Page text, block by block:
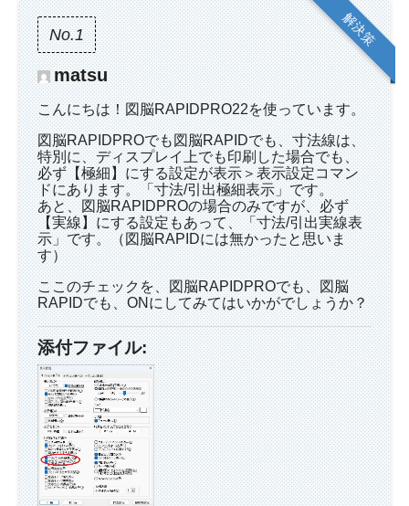
No.1
matsu
こんにちは！図脳RAPIDPRO22を使っています。
図脳RAPIDPROでも図脳RAPIDでも、寸法線は、
特別に、ディスプレイ上でも印刷した場合でも、
必ず【極細】にする設定が表示＞表示設定コマン
ドにあります。「寸法/引出極細表示」です。
あと、図脳RAPIDPROの場合のみですが、必ず
【実線】にする設定もあって、「寸法/引出実線表
示」です。（図脳RAPIDには無かったと思いま
す）
ここのチェックを、図脳RAPIDPROでも、図脳
RAPIDでも、ONにしてみてはいかがでしょうか？
添付ファイル:
解決策